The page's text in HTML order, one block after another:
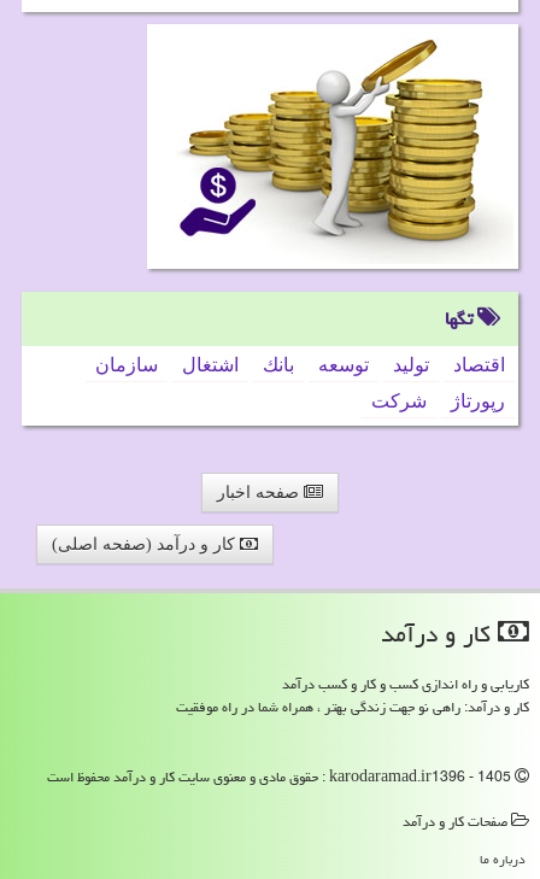
تگها
اقتصاد تولید توسعه بانك اشتغال
سازمان
رپورتاژ
شركت
صفحه اخبار
کار و درآمد (صفحه اصلی)
كار و درآمد
کاریابی و راه اندازی کسب و کار و کسب درآمد
کار و درآمد: راهی نو جهت زندگی بهتر ، همراه شما در راه موفقیت
صفحات كار و درآمد
درباره ما